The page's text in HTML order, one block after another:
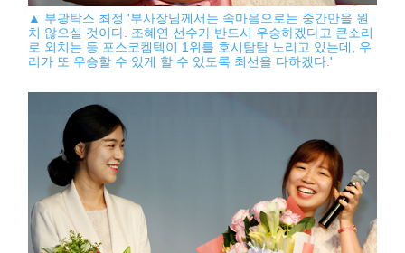
▲ 부광탁스 최정 '부사장님께서는 속마음으로는 중간만을 원
치 않으실 것이다. 조혜연 선수가 반드시 우승하겠다고 큰소리
로 외치는 등 포스코켐텍이 1위를 호시탐탐 노리고 있는데, 우
리가 또 우승할 수 있게 할 수 있도록 최선을 다하겠다.'